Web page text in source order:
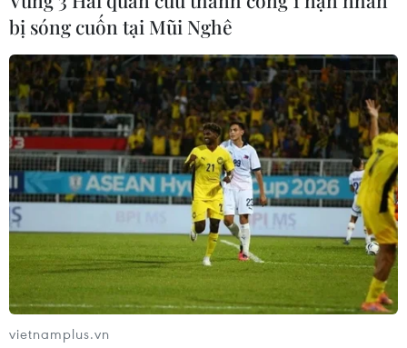
Đoạn tuyến trên cao toàn dự án bao gồm các hạng mục: cầu
chính (bề mặt 19m), cầu dẫn (bề mặt 7m) và các nhánh dẫn
kết nối với đường bên dưới. (Ảnh: Tuấn Anh/TTXVN)
bị sóng cuốn tại Mũi Nghê
vietnamplus.vn